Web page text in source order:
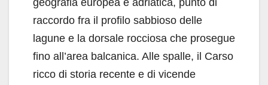
geografia europea e adriatica, punto di
raccordo fra il profilo sabbioso delle
lagune e la dorsale rocciosa che prosegue
fino all’area balcanica. Alle spalle, il Carso
ricco di storia recente e di vicende